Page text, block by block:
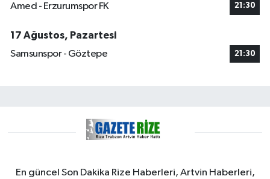
Amed - Erzurumspor FK 21:30
17 Ağustos, Pazartesi
Samsunspor - Göztepe
21:30
En güncel Son Dakika Rize Haberleri, Artvin Haberleri,